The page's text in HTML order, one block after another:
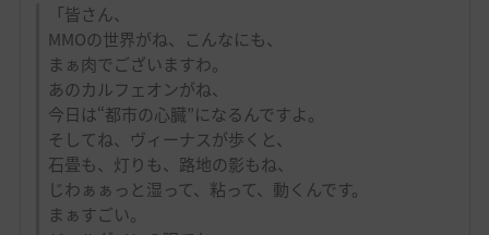
「皆さん、
MMOの世界がね、こんなにも、
まぁ肉でございますわ。
あのカルフェオンがね、
今日は“都市の心臓”になるんですよ。
そしてね、ヴィーナスが歩くと、
石畳も、灯りも、路地の影もね、
じわぁぁっと湿って、粘って、動くんです。
まぁすごい。